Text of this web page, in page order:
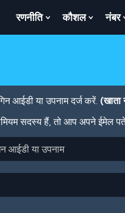
रणनीति
Show
Submenu
कौशल
Show
नंबर
आईडी या उपनाम दर्ज करें. (खाता
सदस्य हैं, तो आप अपने ईमेल